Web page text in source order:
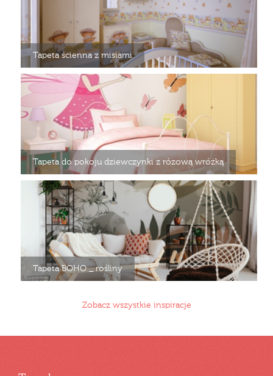
Tapeta ścienna z misiami
Tapeta do pokoju dziewczynki z rózową wróżką
Tapeta BOHO _ rośliny
Zobacz wszystkie inspiracje